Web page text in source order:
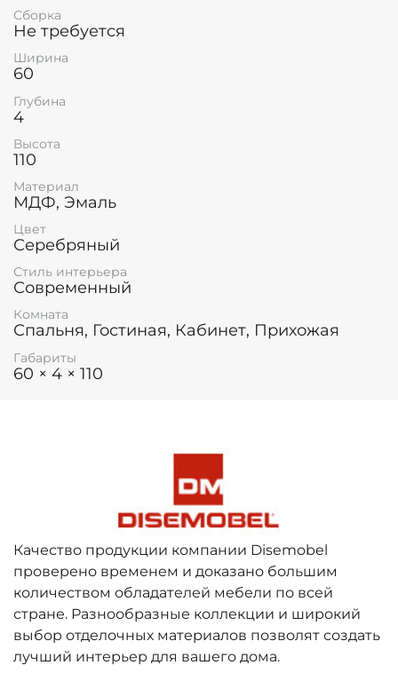
Сборка
Не требуется
Ширина
60
Глубина
4
Высота
110
Материал
МДФ, Эмаль
Цвет
Серебряный
Стиль интерьера
Современный
Комната
Спальня, Гостиная, Кабинет, Прихожая
Габариты
60 × 4 × 110
Качество продукции компании Disemobel
проверено временем и доказано большим
количеством обладателей мебели по всей
стране. Разнообразные коллекции и широкий
выбор отделочных материалов позволят создать
лучший интерьер для вашего дома.